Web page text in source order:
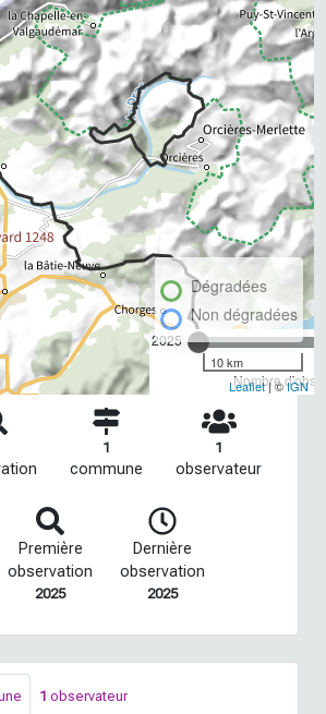
2025
Nombre
Dégradées
Non dégradées
10 km
Leaflet| ©IGN
1
commune
1
observateur
Première
observation
2025
Dernière
observation
2025
1 observateur